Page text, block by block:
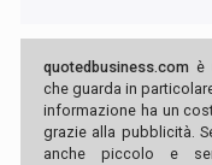
quotedbusiness.com è
che guarda in
informazione ha un
grazie alla pubblicità.
anche piccolo e